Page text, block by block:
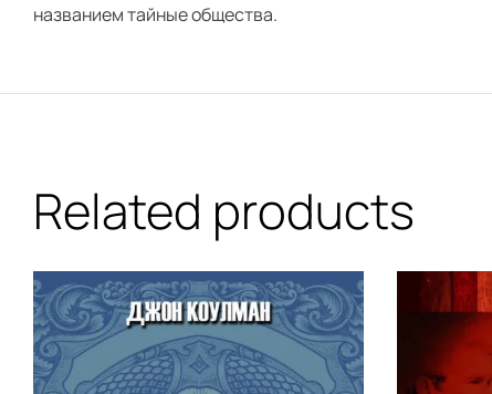
названием тайные общества.
Related products